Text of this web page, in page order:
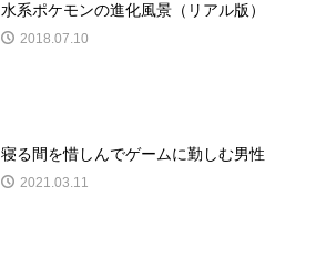
水系ポケモンの進化風景（リアル版）
2018.07.10
寝る間を惜しんでゲームに勤しむ男性
2021.03.11